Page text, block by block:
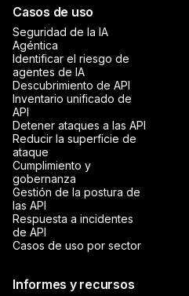
Casos de uso
Seguridad de la IA
Agéntica
Identificar el riesgo de
agentes de IA
Descubrimiento de API
Inventario unificado de
API
Detener ataques a las API
Reducir la superficie de
ataque
Cumplimiento y
gobernanza
Gestión de la postura de
las API
Respuesta a incidentes
de API
Casos de uso por sector
Informes y recursos